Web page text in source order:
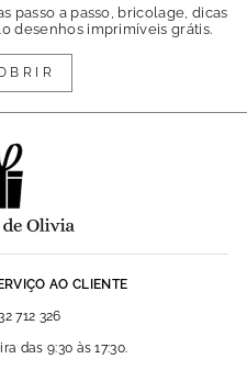
passo a passo, bricolage, dicas
desenhos imprimíveis grátis.
AO CLIENTE
712 326
das 9:30 às 17:30.